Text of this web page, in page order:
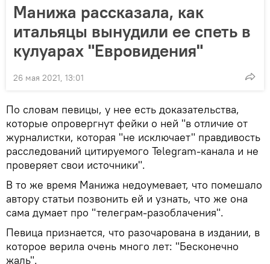
Манижа рассказала, как
итальяцы вынудили ее спеть в
кулуарах "Евровидения"
26 мая 2021, 13:01
По словам певицы, у нее есть доказательства,
которые опровергнут фейки о ней "в отличие от
журналистки, которая "не исключает" правдивость
расследований цитируемого Telegram-канала и не
проверяет свои источники".
В то же время Манижа недоумевает, что помешало
автору статьи позвонить ей и узнать, что же она
сама думает про "телеграм-разоблачения".
Певица признается, что разочарована в издании, в
которое верила очень много лет: "Бесконечно
жаль".